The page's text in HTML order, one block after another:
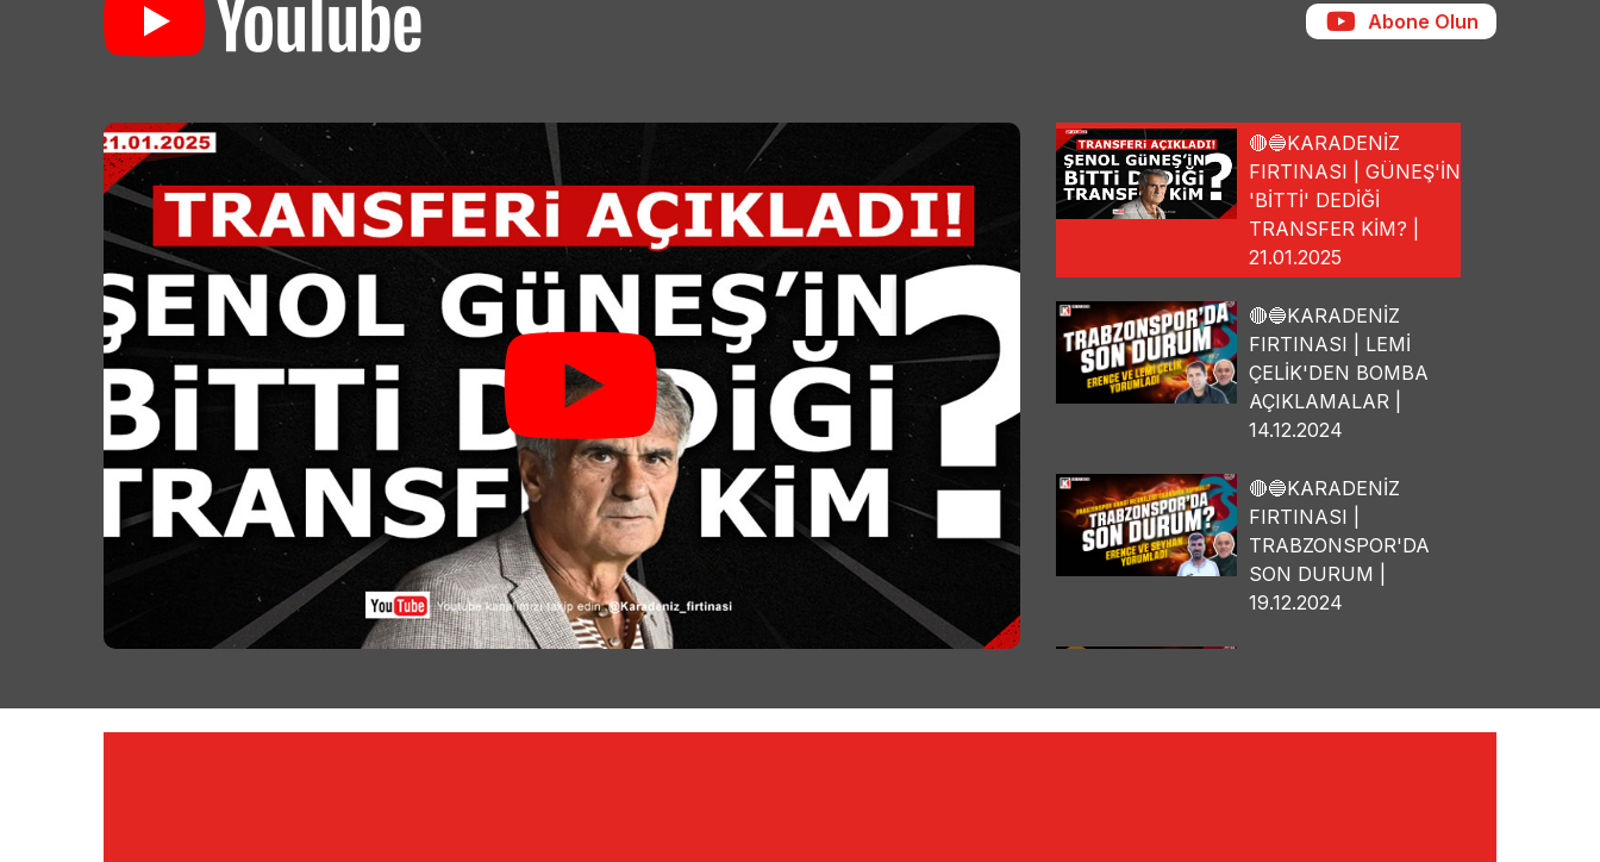
Abone Olun
🔴🔵KARADENİZ
FIRTINASI | GÜNEŞ'İN
'BİTTİ' DEDİĞİ
TRANSFER KİM? |
21.01.2025
🔴🔵KARADENİZ
FIRTINASI | LEMİ
ÇELİK'DEN BOMBA
AÇIKLAMALAR |
14.12.2024
🔴🔵KARADENİZ
FIRTINASI |
TRABZONSPOR'DA
SON DURUM |
19.12.2024